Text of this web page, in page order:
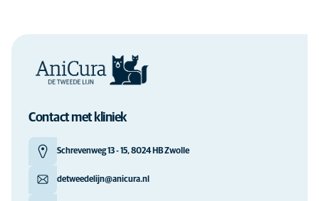
Contact met kliniek
Schrevenweg 13 - 15, 8024 HB Zwolle
detweedelijn@anicura.nl